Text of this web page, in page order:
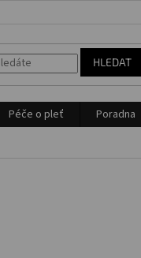
HLEDAT
Péče o pleť Poradna